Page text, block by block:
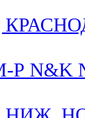
Р N&K